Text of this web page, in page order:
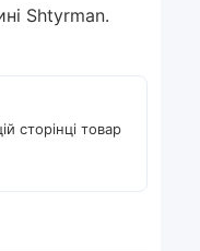
Shtyrman.
сторінці товар